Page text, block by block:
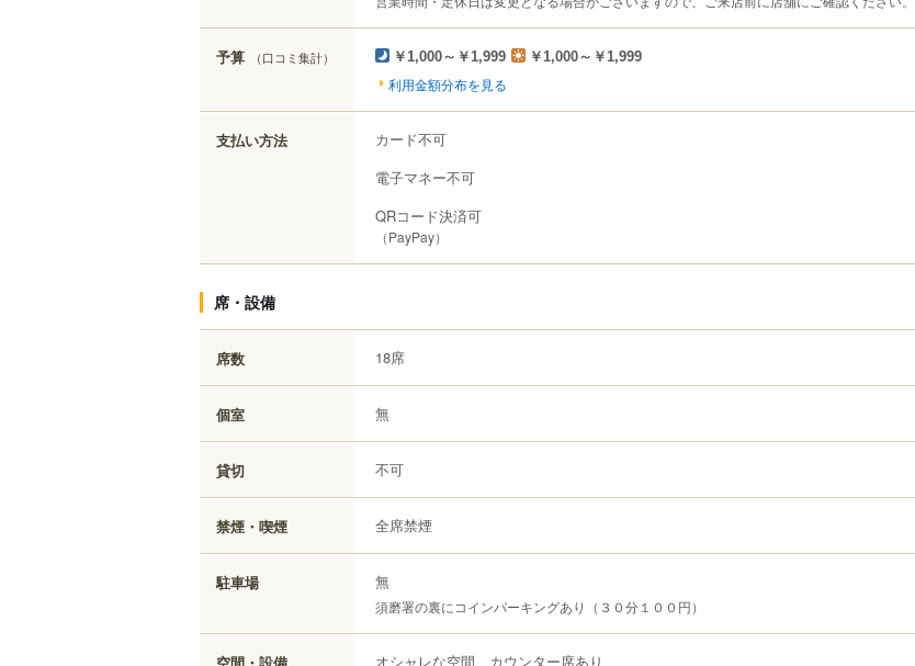
予算 （口コミ集計） ￥1,000～￥1,999 ￥1,000～￥1,999
利用金額分布を見る
支払い方法
カード不可
電子マネー不可
QRコード決済可
（PayPay）
席・設備
席数 18席
個室 無
貸切 不可
禁煙・喫煙 全席禁煙
駐車場 無
須磨署の裏にコインパーキングあり（３０分１００円）
空間・設備 オシャレな空間、カウンター席あり